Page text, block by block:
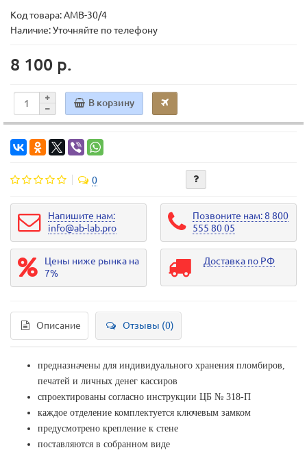
Код товара:AMB-30/4
Наличие: Уточняйте по телефону
8 100 р.
В корзину
0
Напишите нам:
info@ab-lab.pro
Позвоните нам: 8 800
555 80 05
Цены ниже рынка на
7%
Доставка по РФ
Описание Отзывы (0)
предназначены для индивидуального хранения пломбиров,
печатей и личных денег кассиров
спроектированы согласно инструкции ЦБ № 318-П
каждое отделение комплектуется ключевым замком
предусмотрено крепление к стене
поставляются в собранном виде